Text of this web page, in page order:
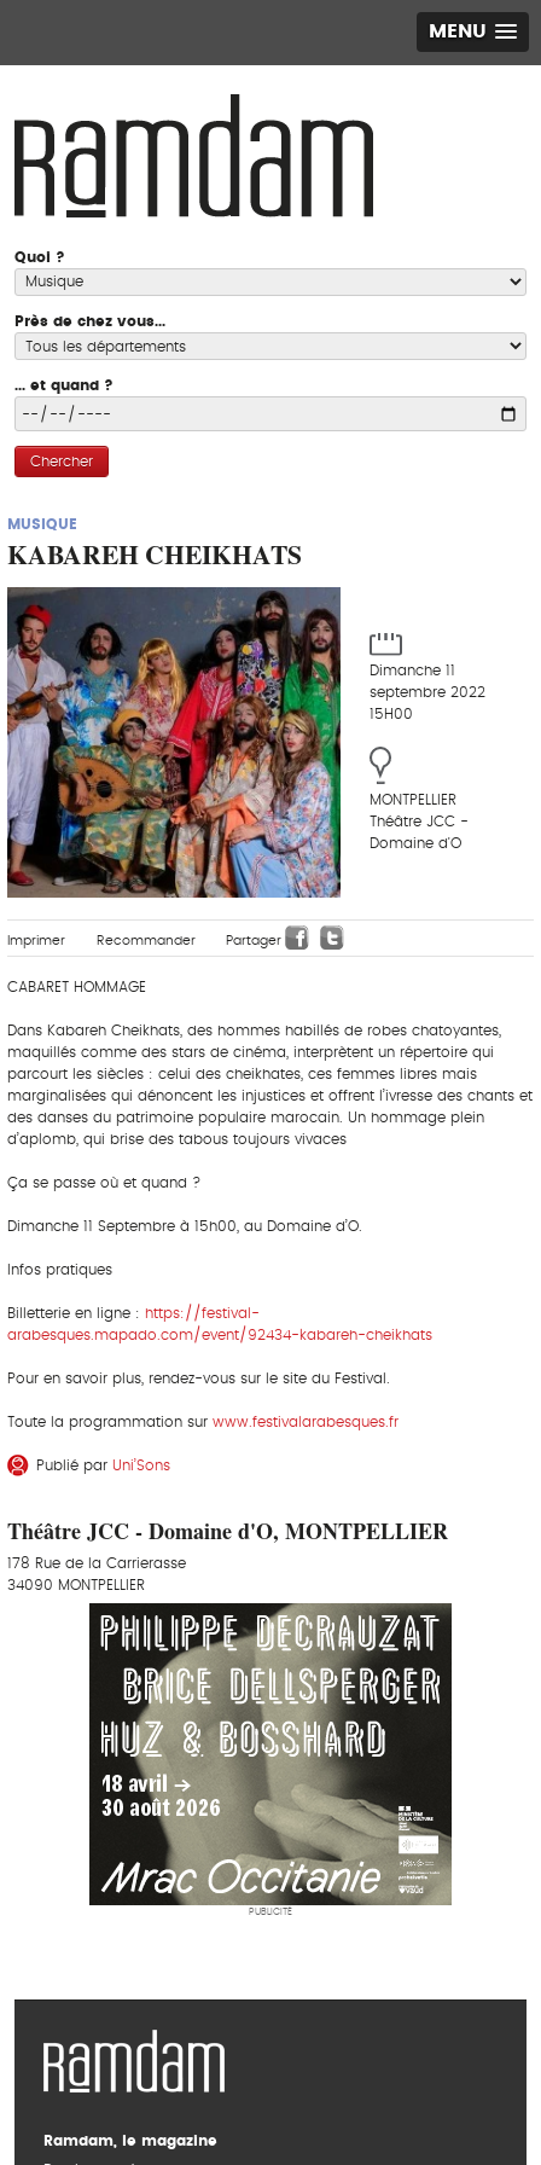
MENU
Quoi ?
Près de chez vous...
... et quand ?
Chercher
MUSIQUE
KABAREH CHEIKHATS
Dimanche 11
septembre 2022
15H00
MONTPELLIER
Théâtre JCC -
Domaine d'O
Imprimer Recommander Partager
CABARET HOMMAGE
Dans Kabareh Cheikhats, des hommes habillés de robes chatoyantes,
maquillés comme des stars de cinéma, interprètent un répertoire qui
parcourt les siècles : celui des cheikhates, ces femmes libres mais
marginalisées qui dénoncent les injustices et offrent l’ivresse des chants et
des danses du patrimoine populaire marocain. Un hommage plein
d’aplomb, qui brise des tabous toujours vivaces
Ça se passe où et quand ?
Dimanche 11 Septembre à 15h00, au Domaine d’O.
Infos pratiques
Billetterie en ligne : https://festival-
arabesques.mapado.com/event/92434-kabareh-cheikhats
Pour en savoir plus, rendez-vous sur le site du Festival.
Toute la programmation sur www.festivalarabesques.fr
Publié par Uni’Sons
Théâtre JCC - Domaine d'O, MONTPELLIER
178 Rue de la Carrierasse
34090 MONTPELLIER
PUBLICITÉ
Ramdam, le magazine